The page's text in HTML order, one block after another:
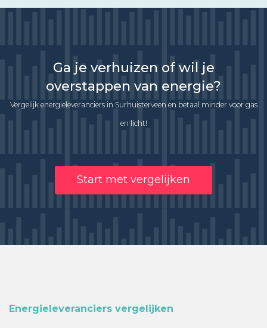
Ga je verhuizen of wil je
overstappen van energie?
Vergelijk energieleveranciers in Surhuisterveen en betaal minder voor gas
en licht!
Start met vergelijken
Energieleveranciers vergelijken